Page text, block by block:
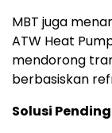
MBT juga
ATW Heat
mendorong
berbasiskan
Solusi